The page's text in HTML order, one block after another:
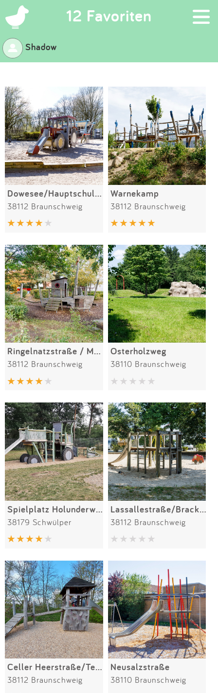
12 Favoriten ×
Suchen
Eintragen
App
Blog
Partner
Kontakt
Impressum
Anmelden
Shadow
Dowesee/Hauptschulgarten
38112 Braunschweig
Warnekamp
38112 Braunschweig
Ringelnatzstraße / Morgensternweg
38112 Braunschweig
Osterholzweg
38110 Braunschweig
Spielplatz Holunderweg
38179 Schwülper
Lassallestraße/Brackstraße
38112 Braunschweig
Celler Heerstraße/Teufelsbad
38112 Braunschweig
Neusalzstraße
38110 Braunschweig